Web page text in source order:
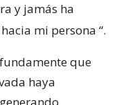
y jamás ha
mi persona “.
que
haya